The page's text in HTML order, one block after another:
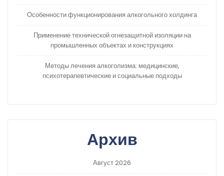
Особенности функционирования алкогольного холдинга
Применение технической огнезащитной изоляции на
промышленных объектах и конструкциях
Методы лечения алкоголизма: медицинские,
психотерапевтические и социальные подходы
Архив
Август 2026